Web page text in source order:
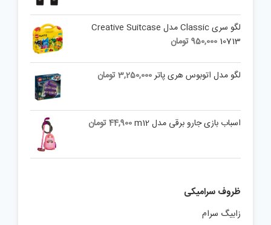
لگو سری Classic مدل Creative Suitcase
10713
950,000تومان
لگو مدل اتوبوس هری پاتر3,250,000تومان
اسباب بازی جارو برقی مدل m12 44,900تومان
ظروف سرامیکی
زابیگ سرام